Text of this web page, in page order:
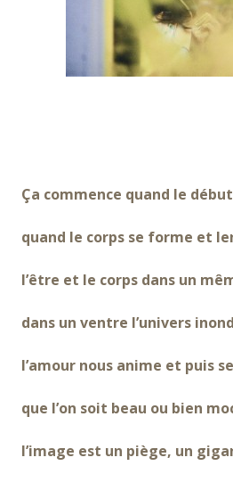
Ça commence quand le
quand le corps se forme et
l’être et le corps dans un
dans un ventre l’univers
l’amour nous anime et puis
que l’on soit beau ou bien
l’image est un piège, un